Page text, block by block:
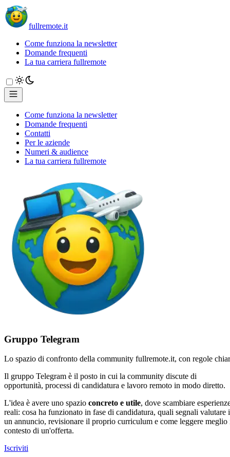
fullremote.it
Come funziona la newsletter
Domande frequenti
La tua carriera fullremote
Come funziona la newsletter
Domande frequenti
Contatti
Per le aziende
Numeri & audience
La tua carriera fullremote
Gruppo Telegram
Lo spazio di confronto della community fullremote.it, con regole
Il gruppo Telegram è il posto in cui la community discute di
opportunità, processi di candidatura e lavoro remoto in modo diretto.
L'idea è avere uno spazio concreto e utile, dove scambiare
reali: cosa ha funzionato in fase di candidatura, quali segnali valutare
un annuncio, revisionare il proprio curriculum e come leggere meglio
contesto di un'offerta.
Iscriviti